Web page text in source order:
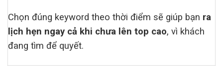
Chọn đúng keyword theo thời điểm sẽ giúp bạn ra
lịch hẹn ngay cả khi chưa lên top cao, vì khách
đang tìm để quyết.